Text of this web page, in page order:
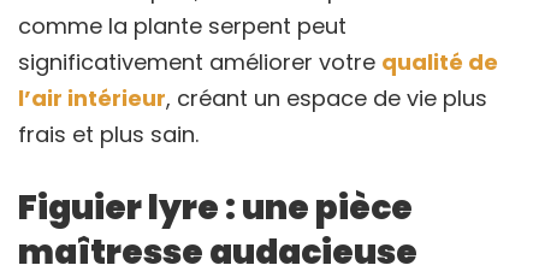
comme la plante serpent peut
significativement améliorer votre qualité de
l’air intérieur, créant un espace de vie plus
frais et plus sain.
Figuier lyre : une pièce
maîtresse audacieuse